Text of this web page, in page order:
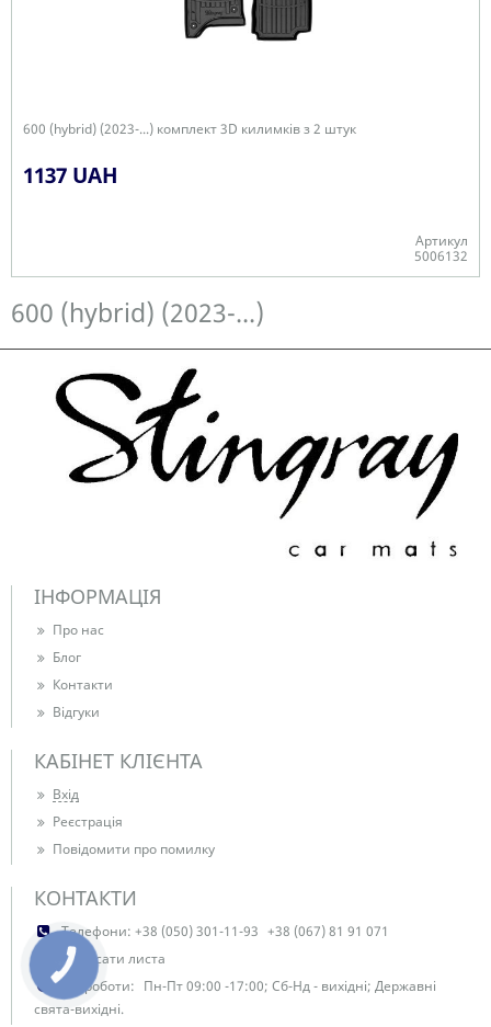
600 (hybrid) (2023-...) комплект 3D килимків з 2 штук
1137 UAH
Артикул
5006132
600 (hybrid) (2023-...)
ІНФОРМАЦІЯ
Про нас
Блог
Контакти
Відгуки
КАБІНЕТ КЛІЄНТА
Вхід
Реєстрація
Повідомити про помилку
КОНТАКТИ
Телефони: +38 (050) 301-11-93 +38 (067) 81 91 071
Написати листа
Час роботи: Пн-Пт 09:00 -17:00; Сб-Нд - вихідні; Державні
свята-вихідні.
КНОПКА
ЗВ'ЯЗКУ